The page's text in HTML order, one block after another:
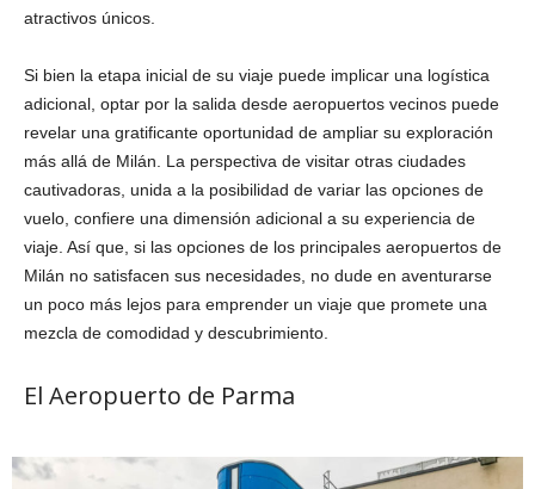
atractivos únicos.
Si bien la etapa inicial de su viaje puede implicar una logística
adicional, optar por la salida desde aeropuertos vecinos puede
revelar una gratificante oportunidad de ampliar su exploración
más allá de Milán. La perspectiva de visitar otras ciudades
cautivadoras, unida a la posibilidad de variar las opciones de
vuelo, confiere una dimensión adicional a su experiencia de
viaje. Así que, si las opciones de los principales aeropuertos de
Milán no satisfacen sus necesidades, no dude en aventurarse
un poco más lejos para emprender un viaje que promete una
mezcla de comodidad y descubrimiento.
El Aeropuerto de Parma